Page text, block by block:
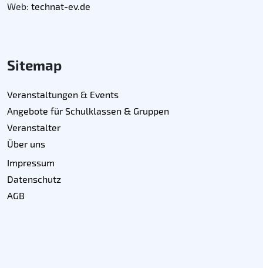
Web: technat-ev.de
Sitemap
Veranstaltungen & Events
Angebote für Schulklassen & Gruppen
Veranstalter
Über uns
Impressum
Datenschutz
AGB